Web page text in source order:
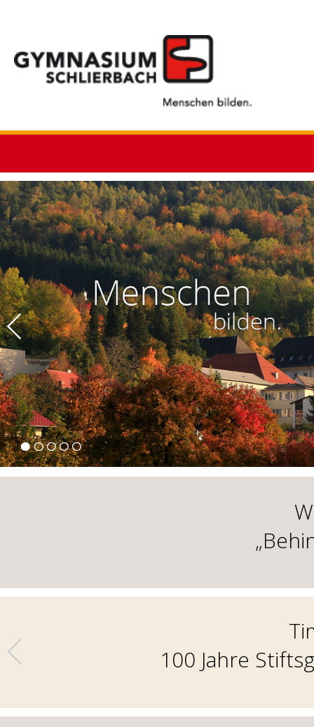
100 Jahre